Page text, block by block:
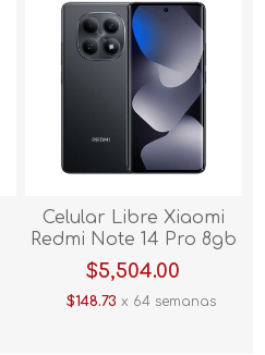
Celular Libre Xiaomi
Redmi Note 14 Pro 8gb
256gb Azul
$5,504.00
$148.73 x 64 semanas